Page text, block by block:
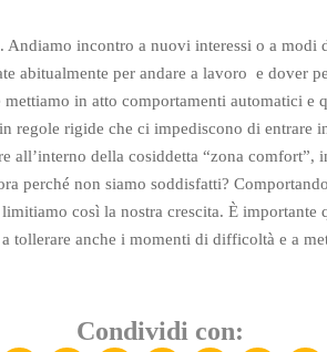
Andiamo incontro a nuovi interessi o a modi
abitualmente per andare a lavoro e dover
in atto comportamenti automatici
regole rigide che ci impediscono di entrare
all’interno della cosiddetta “zona
perché non siamo soddisfatti?
così la nostra crescita. È
tollerare anche i momenti di difficoltà e a
Condividi con: